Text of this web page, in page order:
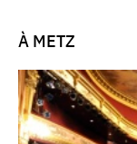
À METZ